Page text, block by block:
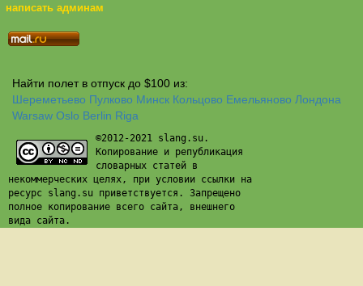
написать админам
Найти полет в отпуск до $100 из:
Шереметьево Пулково Минск Кольцово Емельяново Лондона
Warsaw Oslo Berlin Riga
©2012-2021 slang.su.
Копирование и републикация
словарных статей в
некоммерческих целях, при условии ссылки на
ресурс slang.su приветствуется. Запрещено
полное копирование всего сайта, внешнего
вида сайта.